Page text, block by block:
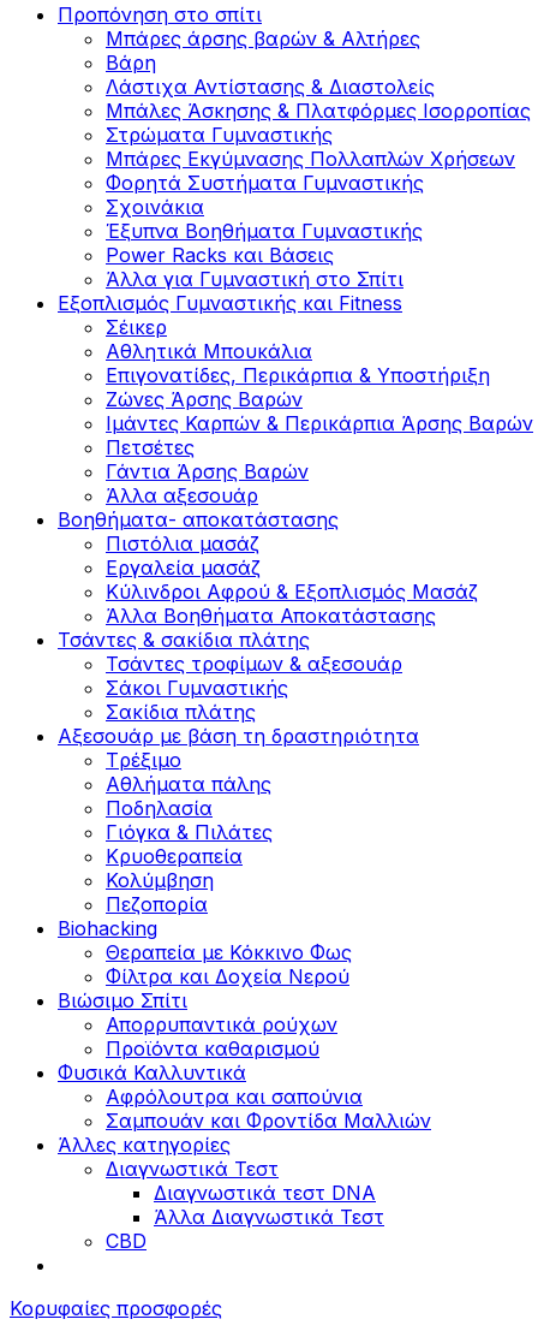
Προπόνηση στο σπίτι
Μπάρες άρσης βαρών & Αλτήρες
Βάρη
Λάστιχα Αντίστασης & Διαστολείς
Μπάλες Άσκησης & Πλατφόρμες Ισορροπίας
Στρώματα Γυμναστικής
Μπάρες Εκγύμνασης Πολλαπλών Χρήσεων
Φορητά Συστήματα Γυμναστικής
Σχοινάκια
Έξυπνα Βοηθήματα Γυμναστικής
Power Racks και Βάσεις
Άλλα για Γυμναστική στο Σπίτι
Εξοπλισμός Γυμναστικής και Fitness
Σέικερ
Αθλητικά Μπουκάλια
Επιγονατίδες, Περικάρπια & Υποστήριξη
Ζώνες Άρσης Βαρών
Ιμάντες Καρπών & Περικάρπια Άρσης Βαρών
Πετσέτες
Γάντια Άρσης Βαρών
Άλλα αξεσουάρ
Βοηθήματα- αποκατάστασης
Πιστόλια μασάζ
Εργαλεία μασάζ
Κύλινδροι Αφρού & Εξοπλισμός Μασάζ
Άλλα Βοηθήματα Αποκατάστασης
Τσάντες & σακίδια πλάτης
Τσάντες τροφίμων & αξεσουάρ
Σάκοι Γυμναστικής
Σακίδια πλάτης
Αξεσουάρ με βάση τη δραστηριότητα
Tρέξιμο
Αθλήματα πάλης
Ποδηλασία
Γιόγκα & Πιλάτες
Κρυοθεραπεία
Κολύμβηση
Πεζοπορία
Biohacking
Θεραπεία με Κόκκινο Φως
Φίλτρα και Δοχεία Νερού
Βιώσιμο Σπίτι
Απορρυπαντικά ρούχων
Προϊόντα καθαρισμού
Φυσικά Καλλυντικά
Αφρόλουτρα και σαπούνια
Σαμπουάν και Φροντίδα Μαλλιών
Άλλες κατηγορίες
Διαγνωστικά Τεστ
Διαγνωστικά τεστ DNA
Άλλα Διαγνωστικά Τεστ
CBD
Κορυφαίες προσφορές